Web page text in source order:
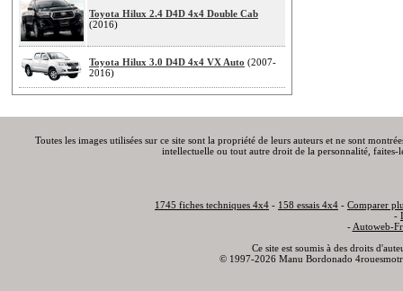
Toyota Hilux 2.4 D4D 4x4 Double Cab
(2016)
Toyota Hilux 3.0 D4D 4x4 VX Auto (2007-
2016)
Toutes les images utilisées sur ce site sont la propriété de leurs auteurs et ne sont
intellectuelle ou tout autre droit de la personnalité,
1745 fiches techniques 4x4 - 158 essais 4x4 - Comparer
-
- Autoweb-
Ce site est soumis à des droits
© 1997-2026 Manu Bordonado